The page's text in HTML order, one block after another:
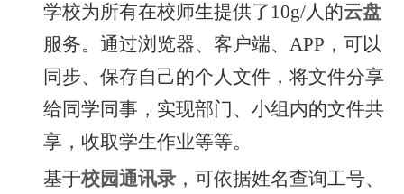
学校为所有在校师生提供了10g/人的云盘
服务。通过浏览器、客户端、APP，可以
同步、保存自己的个人文件，将文件分享
给同学同事，实现部门、小组内的文件共
享，收取学生作业等等。
基于校园通讯录，可依据姓名查询工号、